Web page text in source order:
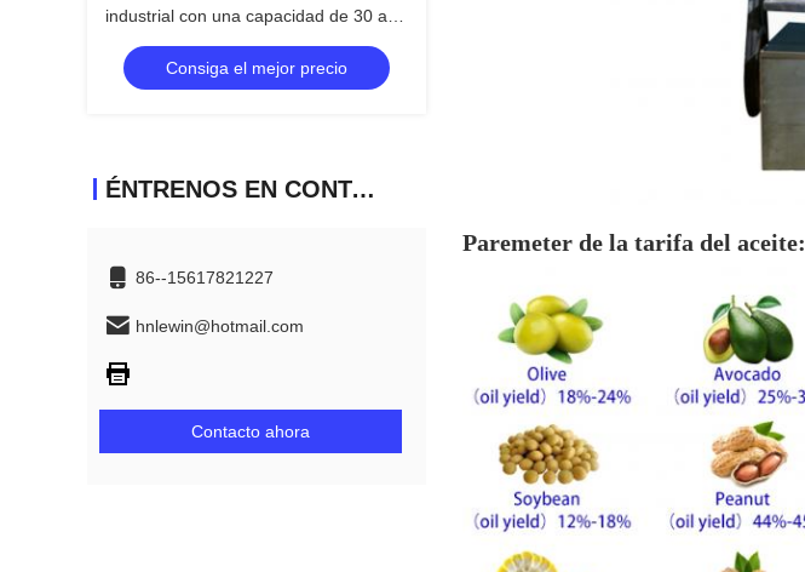
industrial con una capacidad de 30 a
50 kg/h
Consiga el mejor precio
ÉNTRENOS EN CONTACTO CON
86--15617821227
hnlewin@hotmail.com
Contacto ahora
Paremeter de la tarifa del aceite: